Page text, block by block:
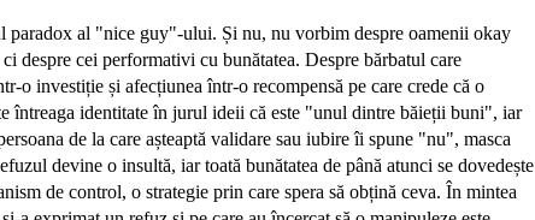
paradox al "nice guy"-ului. Și nu, nu vorbim despre oamenii okay
despre cei performativi cu bunătatea. Despre bărbatul care
o investiție și afecțiunea într-o recompensă pe care crede că o
întreaga identitate în jurul ideii că este "unul dintre băieții buni", iar
de la care așteaptă validare sau iubire îi spune "nu", masca
devine o insultă, iar toată bunătatea de până atunci se dovedește
de control, o strategie prin care spera să obțină ceva. În mintea